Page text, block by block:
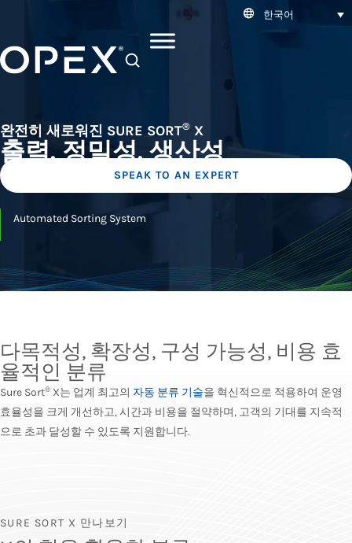
한국어
완전히 새로워진 SURE SORT® X
출력. 정밀성. 생산성
SPEAK TO AN EXPERT
Automated Sorting System
다목적성, 확장성, 구성 가능성, 비용 효
율적인 분류
Sure Sort® X는 업계 최고의 자동 분류 기술을 혁신적으로 적용하여 운영
효율성을 크게 개선하고, 시간과 비용을 절약하며, 고객의 기대를 지속적
으로 초과 달성할 수 있도록 지원합니다.
SURE SORT X 만나보기